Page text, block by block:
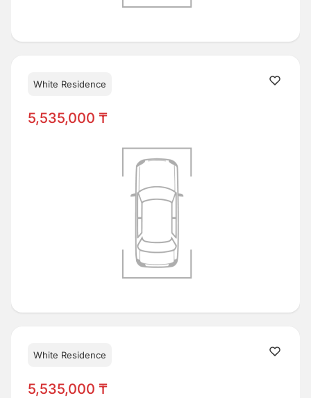
White Residence
5,535,000 ₸
White Residence
5,535,000 ₸